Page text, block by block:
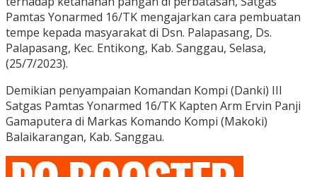
Pamtas Yonarmed 16/TK mengajarkan cara pembuatan
tempe kepada masyarakat di Dsn. Palapasang, Ds.
Palapasang, Kec. Entikong, Kab. Sanggau, Selasa,
(25/7/2023).
Demikian penyampaian Komandan Kompi (Danki) III
Satgas Pamtas Yonarmed 16/TK Kapten Arm Ervin Panji
Gamaputera di Markas Komando Kompi (Makoki)
Balaikarangan, Kab. Sanggau.